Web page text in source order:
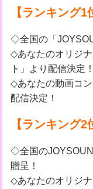
【ランキング1
◇全国の「
◇あなたのオリジ
ト」より配信決定！
◇あなたの動画コ
配信決定！
【ランキング2
◇全国の
贈呈！
◇あなたのオリジ